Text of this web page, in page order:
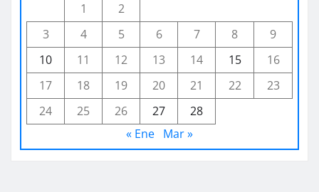
1
2
3
4 5 6 7 8
9
10
11 12 13 14 15
16
17
18 19 20 21 22
23
24
25 26 27
28
« Ene Mar »